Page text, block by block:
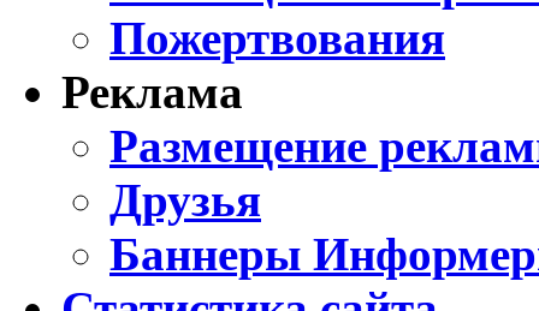
Пожертвования
Реклама
Размещение
Друзья
Баннеры